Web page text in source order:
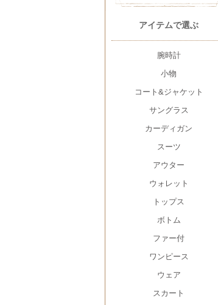
アイテムで選ぶ
腕時計
小物
コート&ジャケット
サングラス
カーディガン
スーツ
アウター
ウォレット
トップス
ボトム
ファー付
ワンピース
ウェア
スカート